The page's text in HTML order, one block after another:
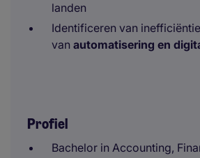
landen
Identificeren van
van automatisering en
Profiel
Bachelor in Accounting,